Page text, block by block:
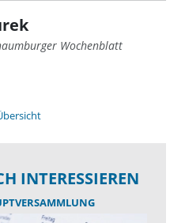
Wochenblatt
INTERESSIEREN